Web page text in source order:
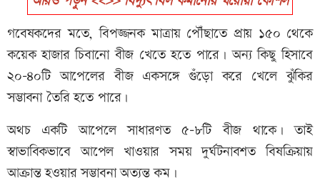
গবেষকদের মতে, বিপজ্জনক মাত্রায় পৌঁছাতে প্রায় ১৫০ থেকে
কয়েক হাজার চিবানো বীজ খেতে হতে পারে। অন্য কিছু হিসাবে
২০-৪০টি আপেলের বীজ একসঙ্গে গুঁড়ো করে খেলে ঝুঁকির
সম্ভাবনা তৈরি হতে পারে।
অথচ একটি আপেলে সাধারণত ৫-৮টি বীজ থাকে। তাই
স্বাভাবিকভাবে আপেল খাওয়ার সময় দুর্ঘটনাবশত বিষক্রিয়ায়
আক্রান্ত হওয়ার সম্ভাবনা অত্যন্ত কম।